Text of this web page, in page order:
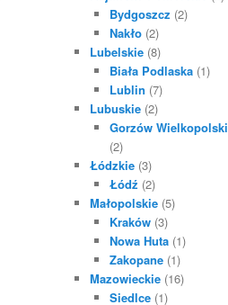
Bydgoszcz (2)
Nakło (2)
Lubelskie(8)
Biała Podlaska (1)
Lublin (7)
Lubuskie(2)
Gorzów Wielkopolski
(2)
Łódzkie(3)
Łódź (2)
Małopolskie(5)
Kraków (3)
Nowa Huta (1)
Zakopane (1)
Mazowieckie(16)
Siedlce (1)